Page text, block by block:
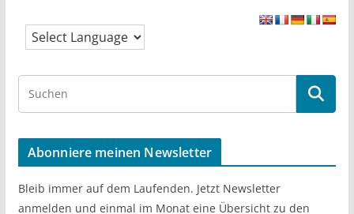
r
c
h
Abonniere meinen Newsletter
Bleib immer auf dem Laufenden. Jetzt Newsletter
anmelden und einmal im Monat eine Übersicht zu den